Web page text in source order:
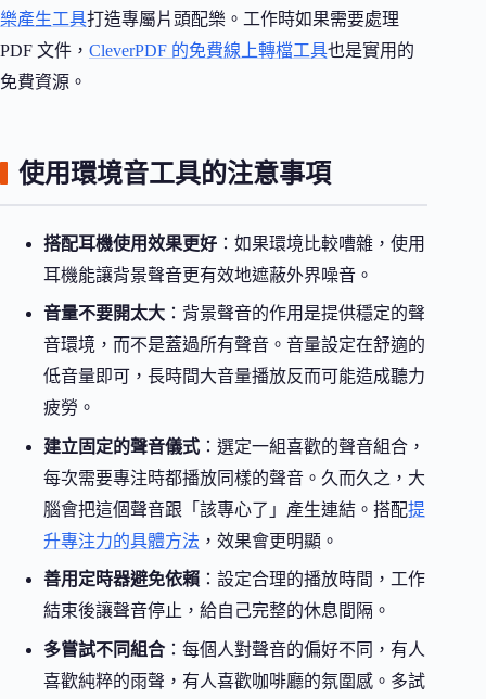
樂產生工具打造專屬片頭配樂。工作時如果需要處理
PDF 文件， CleverPDF 的免費線上轉檔工具也是實用的
免費資源。
使用環境音工具的注意事項
搭配耳機使用效果更好 ：如果環境比較嘈雜，使用
耳機能讓背景聲音更有效地遮蔽外界噪音。
音量不要開太大 ：背景聲音的作用是提供穩定的聲
音環境，而不是蓋過所有聲音。音量設定在舒適的
低音量即可，長時間大音量播放反而可能造成聽力
疲勞。
建立固定的聲音儀式 ：選定一組喜歡的聲音組合，
每次需要專注時都播放同樣的聲音。久而久之，大
腦會把這個聲音跟「該專心了」產生連結。搭配提
升專注力的具體方法 ，效果會更明顯。
善用定時器避免依賴 ：設定合理的播放時間，工作
結束後讓聲音停止，給自己完整的休息間隔。
多嘗試不同組合 ：每個人對聲音的偏好不同，有人
喜歡純粹的雨聲，有人喜歡咖啡廳的氛圍感。多試